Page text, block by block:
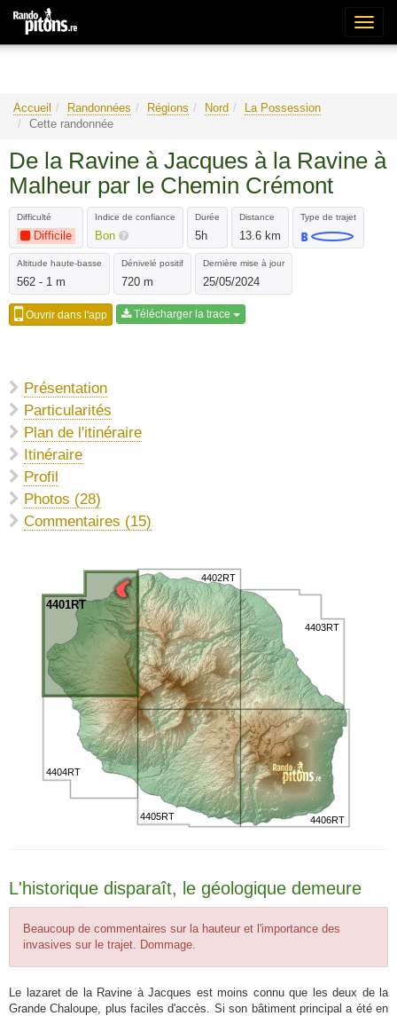
Accueil Randonnées Régions Nord
La Possession
Cette randonnée
De la Ravine à Jacques à la Ravine à
Malheur par le Chemin Crémont
Difficulté
Difficile
Indice de confiance
Bon
Durée
5h
Distance
13.6 km
Type de trajet
Altitude haute-basse
562 - 1 m
Dénivelé positif
720 m
Dernière mise à jour
25/05/2024
Ouvrir dans l'app Télécharger la trace
Présentation
Particularités
Plan de l'itinéraire
Itinéraire
Profil
Photos (28)
Commentaires (15)
4401RT
4402RT
4403RT
4404RT
4405RT 4406RT
L'historique disparaît, le géologique demeure
Beaucoup de commentaires sur la hauteur et l'importance des
invasives sur le trajet. Dommage.
Le lazaret de la Ravine à Jacques est moins connu que les deux de la
Grande Chaloupe, plus faciles d'accès. Si son bâtiment principal a été en